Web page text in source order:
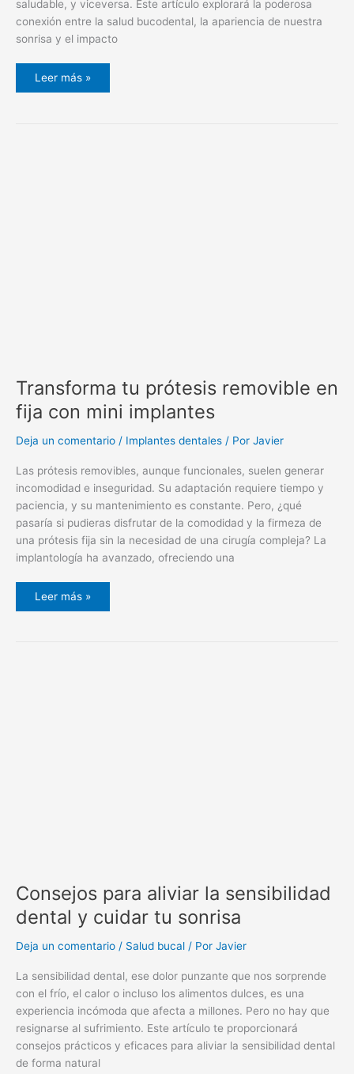
saludable, y viceversa. Este artículo explorará la poderosa
conexión entre la salud bucodental, la apariencia de nuestra
sonrisa y el impacto
Leer más »
Transforma tu prótesis removible en
fija con mini implantes
Deja un comentario / Implantes dentales / Por Javier
Las prótesis removibles, aunque funcionales, suelen generar
incomodidad e inseguridad. Su adaptación requiere tiempo y
paciencia, y su mantenimiento es constante. Pero, ¿qué
pasaría si pudieras disfrutar de la comodidad y la firmeza de
una prótesis fija sin la necesidad de una cirugía compleja? La
implantología ha avanzado, ofreciendo una
Leer más »
Consejos para aliviar la sensibilidad
dental y cuidar tu sonrisa
Deja un comentario / Salud bucal / Por Javier
La sensibilidad dental, ese dolor punzante que nos sorprende
con el frío, el calor o incluso los alimentos dulces, es una
experiencia incómoda que afecta a millones. Pero no hay que
resignarse al sufrimiento. Este artículo te proporcionará
consejos prácticos y eficaces para aliviar la sensibilidad dental
de forma natural